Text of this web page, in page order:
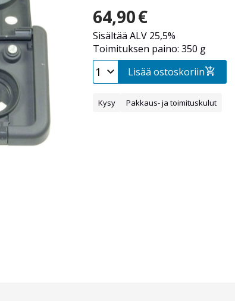
64,90€
Sisältää ALV 25,5%
Toimituksen paino: 350 g
Lisää ostoskoriin
Kysy Pakkaus- ja toimituskulut